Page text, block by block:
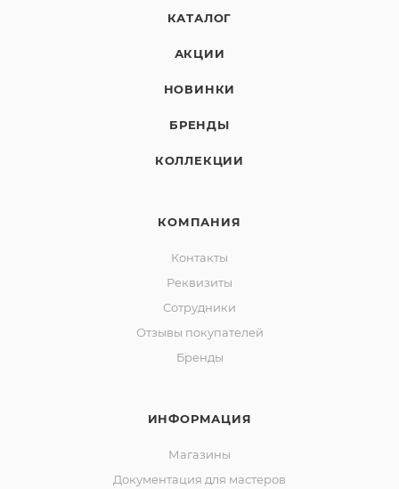
КАТАЛОГ
АКЦИИ
НОВИНКИ
БРЕНДЫ
КОЛЛЕКЦИИ
КОМПАНИЯ
Контакты
Реквизиты
Сотрудники
Отзывы покупателей
Бренды
ИНФОРМАЦИЯ
Магазины
Документация для мастеров